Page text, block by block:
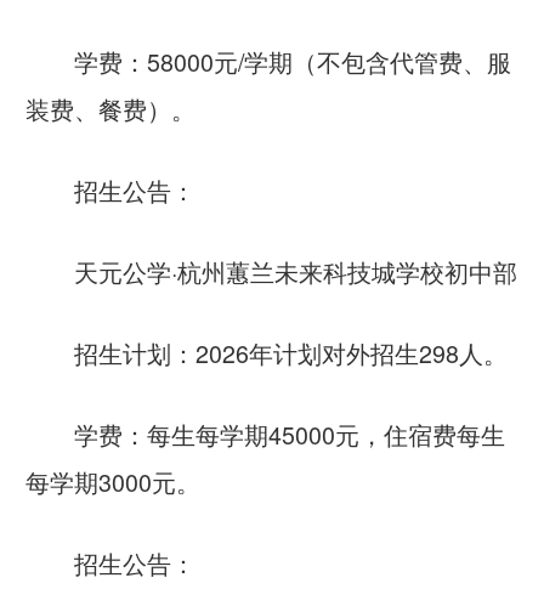
学费：58000元/学期（不包含代管费、服
装费、餐费）。
招生公告：
天元公学·杭州蕙兰未来科技城学校初中部
招生计划：2026年计划对外招生298人。
学费：每生每学期45000元，住宿费每生
每学期3000元。
招生公告：